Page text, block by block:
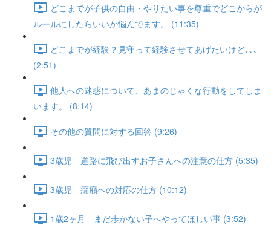
どこまでが子供の自由・やりたい事を尊重でどこからが
ルールにしたらいいか悩んでます。 (11:35)
どこまでが経験？見守って経験させてあげたいけど､､､
(2:51)
他人への迷惑について、あまのじゃくな行動をしてしま
います。 (8:14)
その他の質問に対する回答 (9:26)
3歳児 道路に飛び出すお子さんへの注意の仕方 (5:35)
3歳児 癇癪への対応の仕方 (10:12)
1歳2ヶ月 まだ歩かない子へやってほしい事 (3:52)